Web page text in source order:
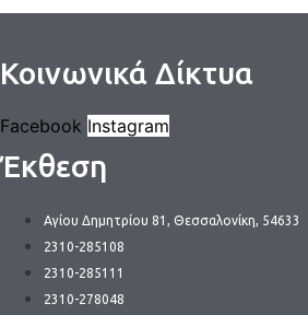
Κοινωνικά Δίκτυα
Facebook Instagram
Έκθεση
Αγίου Δημητρίου 81, Θεσσαλονίκη, 54633
2310-285108
2310-285111
2310-278048